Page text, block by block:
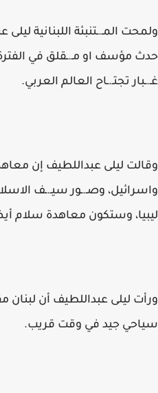
ولمحت المـ.ـتنبئة اللبنانية
حدث مؤسف او مـ.ـقلق في
غـ.ـبار تجتـ.ـاح العالم العربي.
وقالت ليلى عبداللطيف إن
واسرائيل، وصـ.ـور سيـ.ـف
ليبيا، وستكون معاهدة سلام
ورأت ليلى عبداللطيف أن
سياحي جيد في وقت قريب.